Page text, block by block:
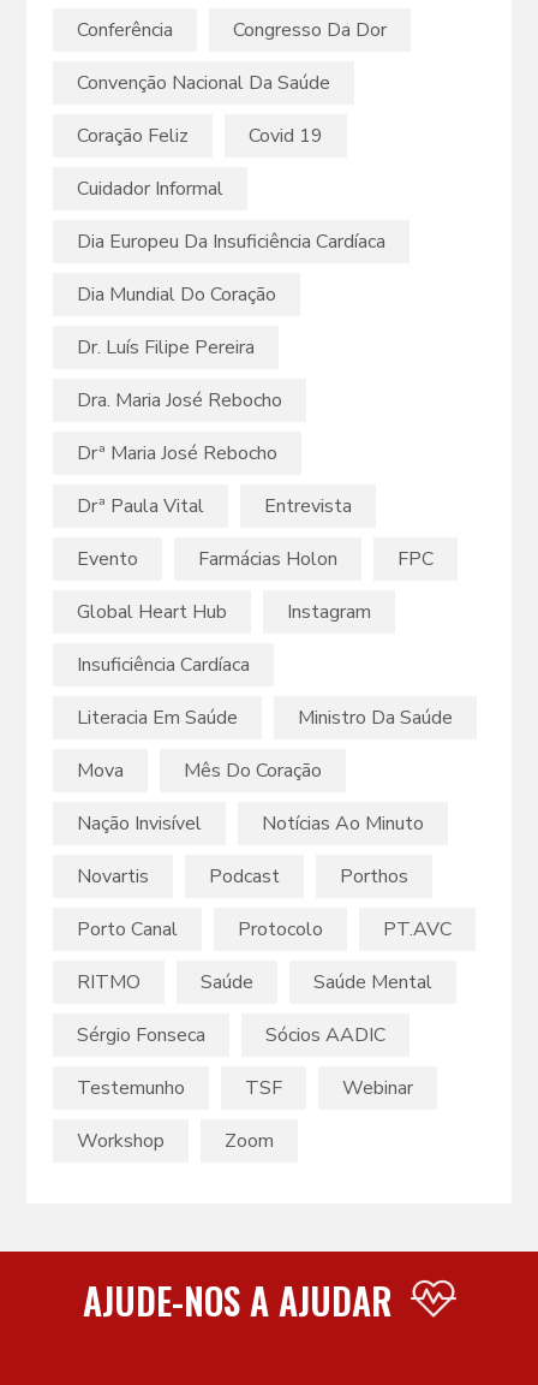
Conferência
Congresso Da Dor
Convenção Nacional Da Saúde
Coração Feliz
Covid 19
Cuidador Informal
Dia Europeu Da Insuficiência Cardíaca
Dia Mundial Do Coração
Dr. Luís Filipe Pereira
Dra. Maria José Rebocho
Drª Maria José Rebocho
Drª Paula Vital
Entrevista
Evento
Farmácias Holon
FPC
Global Heart Hub
Instagram
Insuficiência Cardíaca
Literacia Em Saúde
Ministro Da Saúde
Mova
Mês Do Coração
Nação Invisível
Notícias Ao Minuto
Novartis
Podcast
Porthos
Porto Canal
Protocolo
PT.AVC
RITMO
Saúde
Saúde Mental
Sérgio Fonseca
Sócios AADIC
Testemunho
TSF
Webinar
Workshop
Zoom
AJUDE-NOS A AJUDAR